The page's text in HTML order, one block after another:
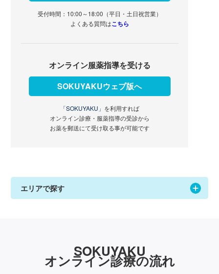
受付時間：10:00～18:00（平日・土日祝営業）
よくある質問はこちら
オンライン服薬指導を受ける
SOKUYAKUウェブ版へ
「SOKUYAKU」 を利用すれば
オンライン診療・服薬指導の受診から
お薬を郵送にて受け取る事が可能です
エリアで探す
SOKUYAKU
オンライン診療の流れ